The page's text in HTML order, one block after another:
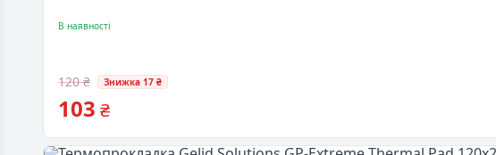
В наявності
120 ₴ Знижка 17 ₴
103 ₴